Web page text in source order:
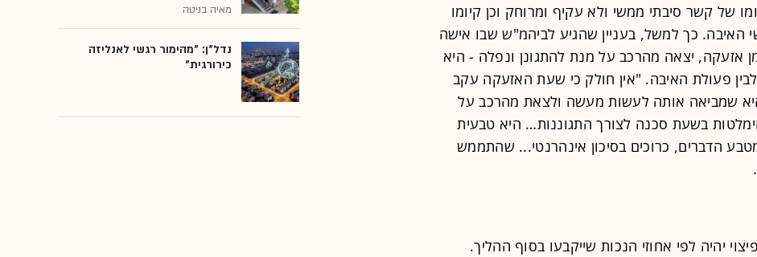
של קשר סיבתי ממשי ולא עקיף ומרוחק וכן קיומו
האיבה. כך למשל, בעניין שהגיע לביהמ"ש שבו אישה
אזעקה, יצאה מהרכב על מנת להתגונן ונפלה - היא
פעולת האיבה. "אין חולק כי שעת האזעקה עקב
היא שמביאה אותה לעשות מעשה ולצאת מהרכב על
בשעת סכנה לצורך התגוננות… היא טבעית
הדברים, כרוכים בסיכון אינהרנטי... שהתממש
יהיה לפי אחוזי הנכות שייקבעו בסוף ההליך.
מאיה בניטה
נדל"ן: "מהימור רגשי לאנליזה
כירורגית"